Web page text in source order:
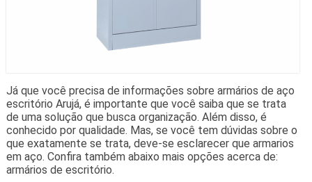
Já que você precisa de informações sobre armários de aço
escritório Arujá, é importante que você saiba que se trata
de uma solução que busca organização. Além disso, é
conhecido por qualidade. Mas, se você tem dúvidas sobre o
que exatamente se trata, deve-se esclarecer que armarios
em aço. Confira também abaixo mais opções acerca de:
armários de escritório.